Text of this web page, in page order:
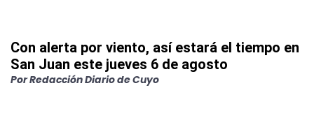
Con alerta por viento, así estará el tiempo en
San Juan este jueves 6 de agosto
PorRedacción Diario de Cuyo